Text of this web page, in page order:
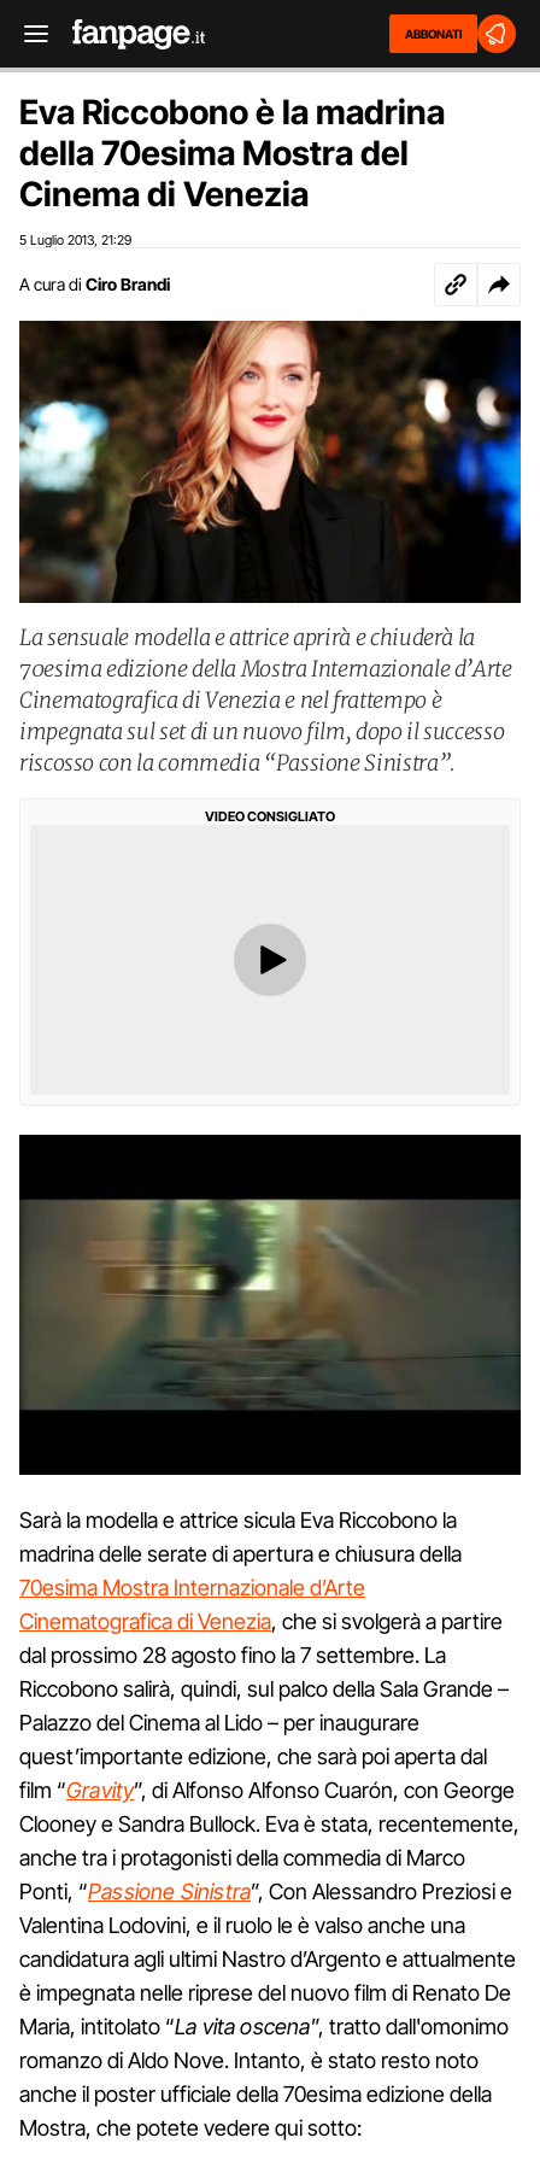
ABBONATI
Eva Riccobono è la madrina
della 70esima Mostra del
Cinema di Venezia
5 Luglio 2013 21:29
A cura di Ciro Brandi
La sensuale modella e attrice aprirà e chiuderà la
70esima edizione della Mostra Internazionale d’Arte
Cinematografica di Venezia e nel frattempo è
impegnata sul set di un nuovo film, dopo il successo
riscosso con la commedia “Passione Sinistra”.
VIDEO CONSIGLIATO
Sarà la modella e attrice sicula Eva Riccobono la
madrina delle serate di apertura e chiusura della
70esima Mostra Internazionale d’Arte
Cinematografica di Venezia, che si svolgerà a partire
dal prossimo 28 agosto fino la 7 settembre. La
Riccobono salirà, quindi, sul palco della Sala Grande –
Palazzo del Cinema al Lido – per inaugurare
quest’importante edizione, che sarà poi aperta dal
film “Gravity”, di Alfonso Alfonso Cuarón, con George
Clooney e Sandra Bullock. Eva è stata, recentemente,
anche tra i protagonisti della commedia di Marco
Ponti, “Passione Sinistra”, Con Alessandro Preziosi e
Valentina Lodovini, e il ruolo le è valso anche una
candidatura agli ultimi Nastro d’Argento e attualmente
è impegnata nelle riprese del nuovo film di Renato De
Maria, intitolato “La vita oscena”, tratto dall'omonimo
romanzo di Aldo Nove. Intanto, è stato resto noto
anche il poster ufficiale della 70esima edizione della
Mostra, che potete vedere qui sotto: